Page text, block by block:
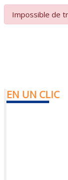
Impossible de
EN UN CLIC